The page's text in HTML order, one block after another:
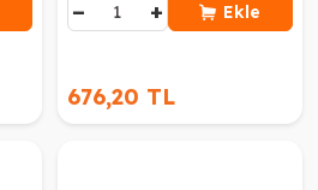
− + Ekle
676,20 TL